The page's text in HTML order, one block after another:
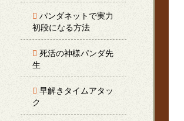
パンダネットで実力
初段になる方法
死活の神様パンダ先
生
早解きタイムアタッ
ク